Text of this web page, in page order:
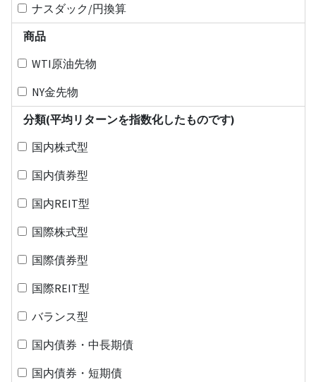
ナスダック/円換算
商品
WTI原油先物
NY金先物
分類(平均リターンを指数化したものです)
国内株式型
国内債券型
国内REIT型
国際株式型
国際債券型
国際REIT型
バランス型
国内債券・中長期債
国内債券・短期債